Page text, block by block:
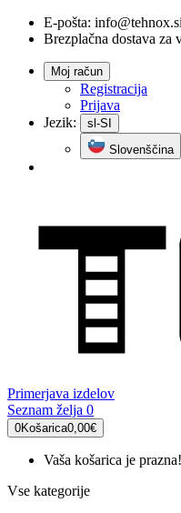
E-pošta: info@tehnox.si
Brezplačna dostava za
Moj račun
Registracija
Prijava
Jezik:
sl-SI
Slovenščina
Primerjava izdelov
Seznam želja 0
0Košarica0,00€
Vaša košarica je prazna!
Vse kategorije